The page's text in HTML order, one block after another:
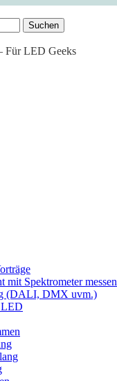
Für LED Geeks
Spektrometer messen
(DALI, DMX uvm.)
LED